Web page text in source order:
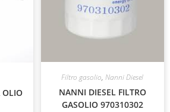
OLIO
Filtro gasolio,Nanni Diesel
NANNI DIESEL FILTRO
GASOLIO 970310302